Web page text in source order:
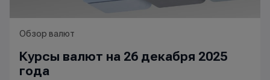
Обзор валют
Курсы валют на 26 декабря 2025
года